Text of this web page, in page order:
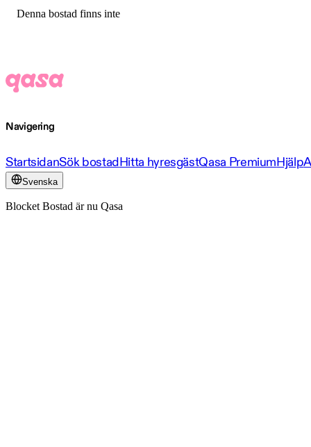
Denna bostad finns inte
Navigering
StartsidanSök bostadHitta hyresgästQasa PremiumHjälp
Svenska
Blocket Bostad är nu Qasa